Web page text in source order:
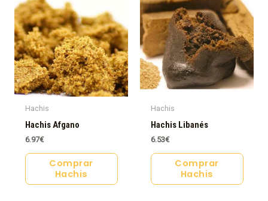
Hachis
Hachis Afgano
6.97€
Comprar
Hachis
Hachis
Hachis Libanés
6.53€
Comprar
Hachis